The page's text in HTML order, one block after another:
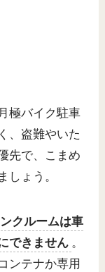
極バイク駐車
、盗難やいた
先で、こまめ
しょう。
クルームは車
できません 。
ンテナか専用